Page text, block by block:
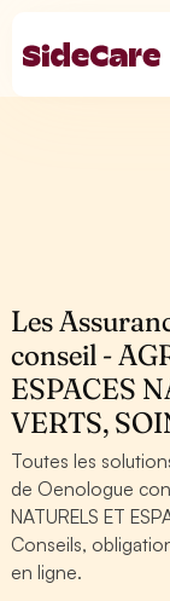
Les
conseil -
ESPACES
VERTS,
Toutes les
de Oenologue
NATURELS ET
Conseils,
en ligne.